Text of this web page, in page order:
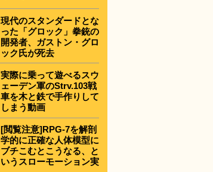
現代のスタンダードとな
った「グロック」拳銃の
開発者、ガストン・グロ
ック氏が死去
実際に乗って遊べるスウ
ェーデン軍のStrv.103戦
車を木と鉄で手作りして
しまう動画
[閲覧注意]RPG-7を解剖
学的に正確な人体模型に
ブチこむとこうなる、と
いうスローモーション実